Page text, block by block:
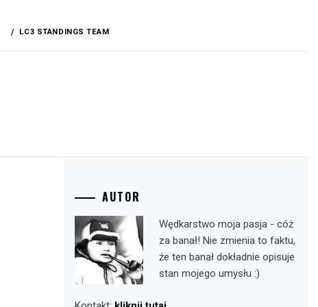
LC3 STANDINGS TEAM
AUTOR
Wędkarstwo moja pasja - cóż
za banał! Nie zmienia to faktu,
że ten banał dokładnie opisuje
stan mojego umysłu :)